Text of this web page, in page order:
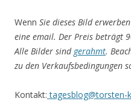
Wenn Sie dieses Bild
eine email. Der Preis beträgt
Alle Bilder sind gerahmt.
zu den Verkaufsbedingungen
Kontakt: tagesblog@torsten-